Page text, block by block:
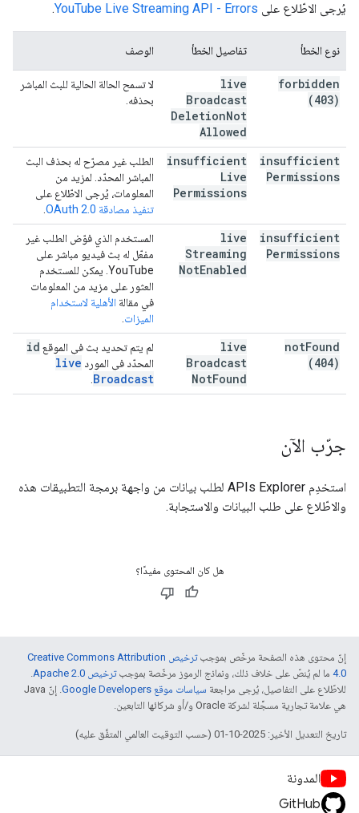
يُرجى الاطّلاع على YouTube Live Streaming API - Errors
.
نوع الخطأ تفاصيل الخطأ الوصف
forbidden
(403)
live
Broadcast
DeletionNot
Allowed
لا تسمح الحالة الحالية للبث المباشر
بحذفه.
insufficient
Permissions
insufficient
Live
Permissions
الطلب غير مصرّح له بحذف البث
المباشر المحدّد. لمزيد من
المعلومات، يُرجى الاطّلاع على
تنفيذ مصادقة OAuth 2.0
insufficient
Permissions
live
Streaming
NotEnabled
المستخدم الذي فوّض الطلب غير
مفعّل له بث فيديو مباشر على
YouTube. يمكن للمستخدم
العثور على مزيد من المعلومات
في مقالة الأهلية لاستخدام
الميزات
notFound
(404)
live
Broadcast
NotFound
لم يتم تحديد بث في الموقع id
المحدّد في المورد live
Broadcast
جرّب الآن
استخدِم APIs Explorer لطلب بيانات من واجهة برمجة التطبيقات هذه
والاطّلاع على طلب البيانات والاستجابة.
هل كان المحتوى مفيدًا؟
إنّ محتوى هذه الصفحة مرخّص بموجب
ترخيص Creative Commons Attribution
4.0‏ ما لم يُنصّ على خلاف ذلك، ونماذج الرموز مرخّصة بموجبترخيص Apache 2.0‏
.
للاطّلاع على التفاصيل، يُرجى مراجعة سياسات موقع Google Developers‏
. إنّ Java
هي علامة تجارية مسجَّلة لشركة Oracle و/أو شركائها التابعين.
تاريخ التعديل الأخير: 2025-10-01 (حسب التوقيت العالمي المتفَّق عليه)
المدونة
GitHub